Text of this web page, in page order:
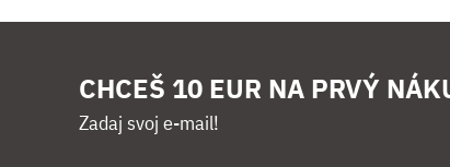
CHCEŠ 10 EUR NA PRVÝ
Zadaj svoj e-mail!